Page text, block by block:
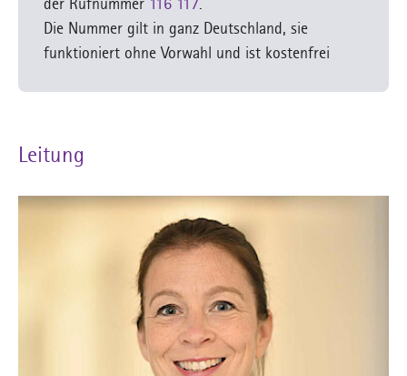
der Rufnummer 116 117.
Die Nummer gilt in ganz Deutschland, sie
funktioniert ohne Vorwahl und ist kostenfrei
Leitung